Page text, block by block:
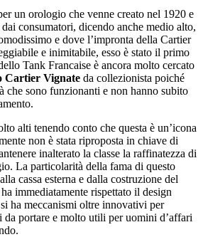
un orologio che venne creato nel 1920 e
consumatori, dicendo anche medio alto,
e dove l’impronta della Cartier
e inimitabile, esso è stato il primo
Tank Francaise è ancora molto cercato
Cartier Vignate da collezionista poiché
che sono funzionanti e non hanno subito
alti tenendo conto che questa è un’icona
non è stata riproposta in chiave di
inalterato la classe la raffinatezza di
La particolarità della fama di questo
cassa esterna e dalla costruzione del
immediatamente rispettato il design
ha meccanismi oltre innovativi per
da portare e molto utili per uomini d’affari